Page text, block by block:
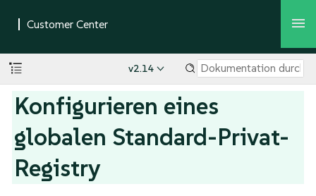
v2.14
Konfigurieren eines
globalen Standard-Privat-
Registry